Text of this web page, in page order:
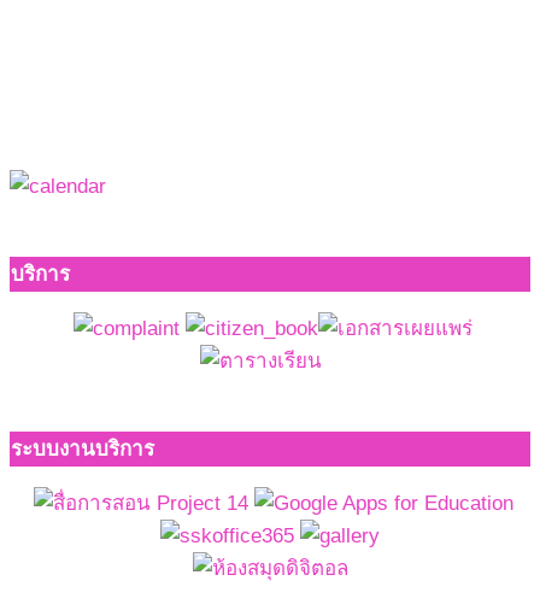
บริการ
ระบบงานบริการ